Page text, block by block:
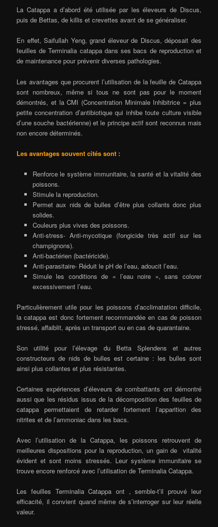
La Catappa a d’abord été utilisée par les éleveurs de Discus,
puis de Bettas, de killis et crevettes avant de se généraliser.
En effet, Saifullah Yeng, grand éleveur de Discus, déposait des
feuilles de Terminalia catappa dans ses bacs de reproduction et
de maintenance pour prévenir diverses pathologies.
Les avantages que procurent l’utilisation de la feuille de Catappa
sont nombreux, même si tous ne sont pas pour le moment
démontrés, et la CMI (Concentration Minimale Inhibitrice = plus
petite concentration d’antibiotique qui inhibe toute culture visible
d’une souche bactérienne) et le principe actif sont reconnus mais
non encore déterminés.
Les avantages souvent cités sont :
Renforce le système immunitaire, la santé et la vitalité des
poissons.
Stimule la reproduction.
Permet aux nids de bulles d’être plus collants donc plus
solides.
Couleurs plus vives des poissons.
Anti-stress- Anti-mycotique (fongicide très actif sur les
champignons).
Anti-bactérien (bactéricide).
Anti-parasitaire- Réduit le pH de l’eau, adoucit l’eau.
Simule les conditions de « l’eau noire », sans colorer
excessivement l’eau.
Particulièrement utile pour les poissons d’acclimatation difficile,
la catappa est donc fortement recommandée en cas de poisson
stressé, affaiblit, après un transport ou en cas de quarantaine.
Son utilité pour l’élevage du Betta Splendens et autres
constructeurs de nids de bulles est certaine : les bulles sont
ainsi plus collantes et plus résistantes.
Certaines expériences d’éleveurs de combattants ont démontré
aussi que les résidus issus de la décomposition des feuilles de
catappa permettaient de retarder fortement l’apparition des
nitrites et de l’ammoniac dans les bacs.
Avec l’utilisation de la Catappa, les poissons retrouvent de
meilleures dispositions pour la reproduction, un gain de vitalité
évident et sont moins stressés. Leur système immunitaire se
trouve encore renforcé avec l’utilisation de Terminalia Catappa.
Les feuilles Terminalia Catappa ont , semble-t’il prouvé leur
efficacité, il convient quand même de s’interroger sur leur réelle
valeur.